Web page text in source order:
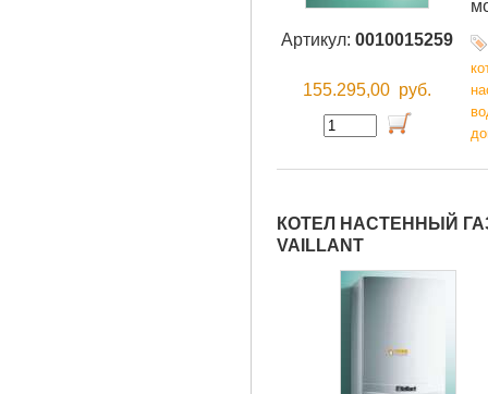
Артикул: 0010015259
155.295,00 руб.
КОТЕЛ НАСТЕННЫЙ
VAILLANT